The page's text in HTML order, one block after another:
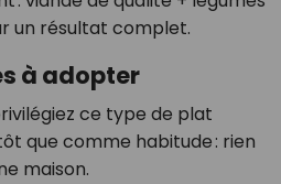
un résultat complet.
à adopter
ce type de plat
que comme habitude : rien
maison.